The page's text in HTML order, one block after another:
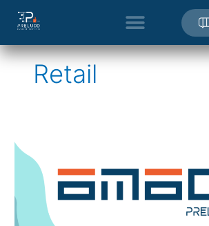
Retail
rejoint
Preludd